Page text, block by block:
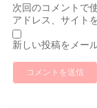
次回のコメントで
アドレス、サイト
新しい投稿をメー